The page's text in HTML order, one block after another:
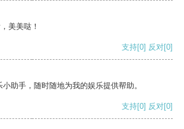
美美哒！
支持[0] 反对[0]
助手，随时随地为我的娱乐提供帮助。
支持[0] 反对[0]